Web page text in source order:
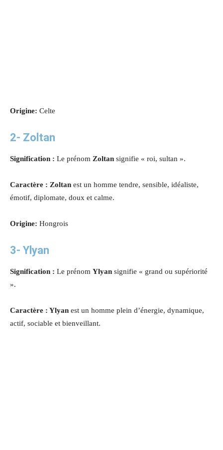
Origine: Celte
2- Zoltan
Signification : Le prénom Zoltan signifie « roi, sultan ».
Caractère : Zoltan est un homme tendre, sensible, idéaliste,
émotif, diplomate, doux et calme.
Origine: Hongrois
3- Ylyan
Signification : Le prénom Ylyan signifie « grand ou supériorité
».
Caractère : Ylyan est un homme plein d’énergie, dynamique,
actif, sociable et bienveillant.